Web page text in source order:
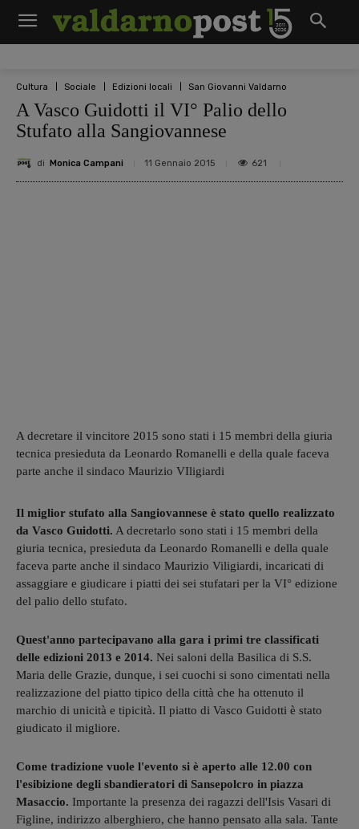
Cultura Sociale Edizioni locali San Giovanni Valdarno
A Vasco Guidotti il VI° Palio dello
Stufato alla Sangiovannese
di Monica Campani 11 Gennaio 2015 621
A decretare il vincitore 2015 sono stati i 15 membri della giuria
tecnica presieduta da Leonardo Romanelli e della quale faceva
parte anche il sindaco Maurizio VIligiardi
Il miglior stufato alla Sangiovannese è stato quello realizzato
da Vasco Guidotti. A decretarlo sono stati i 15 membri della
giuria tecnica, presieduta da Leonardo Romanelli e della quale
faceva parte anche il sindaco Maurizio Viligiardi, incaricati di
assaggiare e giudicare i piatti dei sei stufatari per la VI° edizione
del palio dello stufato.
Quest'anno partecipavano alla gara i primi tre classificati
delle edizioni 2013 e 2014. Nei saloni della Basilica di S.S.
Maria delle Grazie, dunque, i sei cuochi si sono cimentati nella
realizzazione del piatto tipico della città che ha ottenuto il
marchio di unicità e tipicità. Il piatto di Vasco Guidotti è stato
giudicato il migliore.
Come tradizione vuole l'evento si è aperto alle 12.00 con
l'esibizione degli sbandieratori di Sansepolcro in piazza
Masaccio. Importante la presenza dei ragazzi dell'Isis Vasari di
Figline, indirizzo alberghiero, che hanno pensato alla sala. Tante